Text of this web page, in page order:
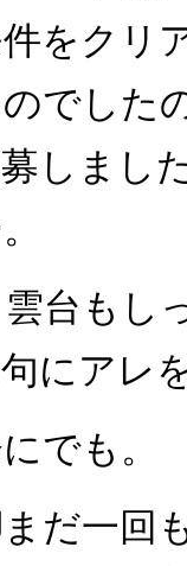
をクリ
でした
しまし
台もし
にアレ
でも。
だ一回